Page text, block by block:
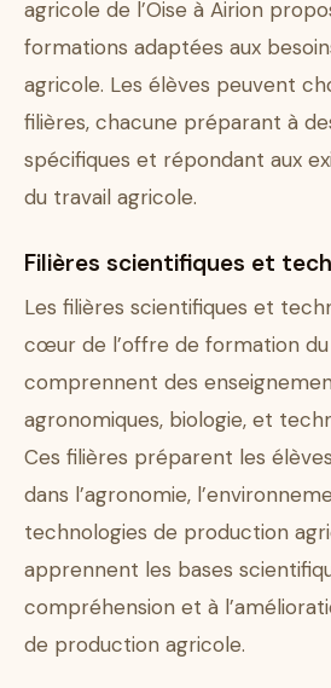
agricole de l’Oise à Airion
formations adaptées aux
agricole. Les élèves peuvent
filières, chacune préparant à
spécifiques et répondant aux
du travail agricole.
Filières scientifiques et
Les filières scientifiques et
cœur de l’offre de formation du
comprennent des
agronomiques, biologie, et
Ces filières préparent les
dans l’agronomie,
technologies de production
apprennent les bases
compréhension et à
de production agricole.